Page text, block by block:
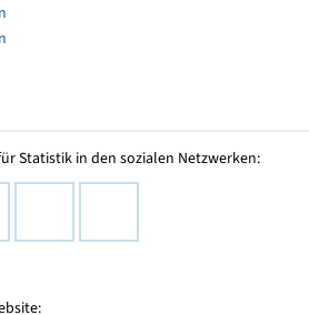
Statistik in den sozialen Netzwerken: